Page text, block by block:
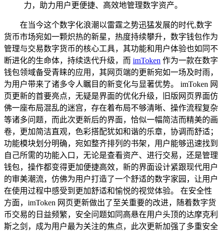
力，助力用户更便捷、高效地管理数字资产。
在当今这个数字化浪潮以雷霆之势迅猛发展的时代,数字
货币市场宛如一颗炽热的新星，热度持续攀升，数字钱包作为
管理与交易数字货币的核心工具，其功能和用户体验也如同不
断进化的生命体，持续迭代升级，而 imToken 作为一款在数字
钱包领域备受青睐的应用，其网页端的更新宛如一场及时雨，
为用户带来了诸多令人瞩目的新变化与显著优势。 imToken 网
页更新的首要亮点，无疑是界面的优化升级，旧版网页界面仿
佛一座布局混乱的迷宫，存在着布局不够清晰、操作流程复杂
等诸多问题，而此次更新后的界面，恰似一幅简洁而精美的画
卷，更加简洁直观，色彩搭配犹如和谐的乐章，协调而舒适；
功能模块划分明确，宛如整齐排列的书架，用户能够迅速找到
自己所需的功能入口，无论是查看资产、进行交易，还是管理
钱包，操作都变得更加便捷高效，新的界面设计紧跟现代用户
的审美潮流，仿佛为用户打造了一个舒适的数字家园，让用户
在使用过程中感受到更加舒适和愉悦的视觉体验。 在安全性
方面，imToken 网页更新做出了至关重要的改进，随着数字货
币交易的日益频繁，安全问题如同高悬在用户头顶的达摩克利
斯之剑，成为用户最为关注的焦点，此次更新加强了多重安全